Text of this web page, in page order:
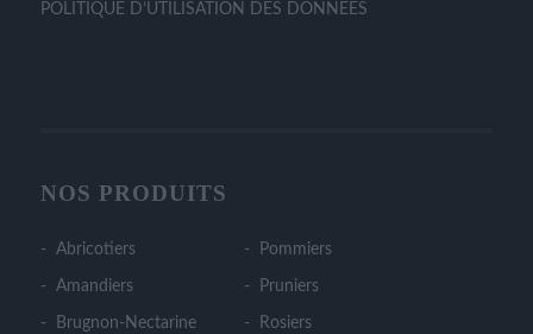
POLITIQUE D’UTILISATION DES DONNÉES
NOS PRODUITS
Abricotiers
Amandiers
Brugnon-Nectarine
Pommiers
Pruniers
Rosiers